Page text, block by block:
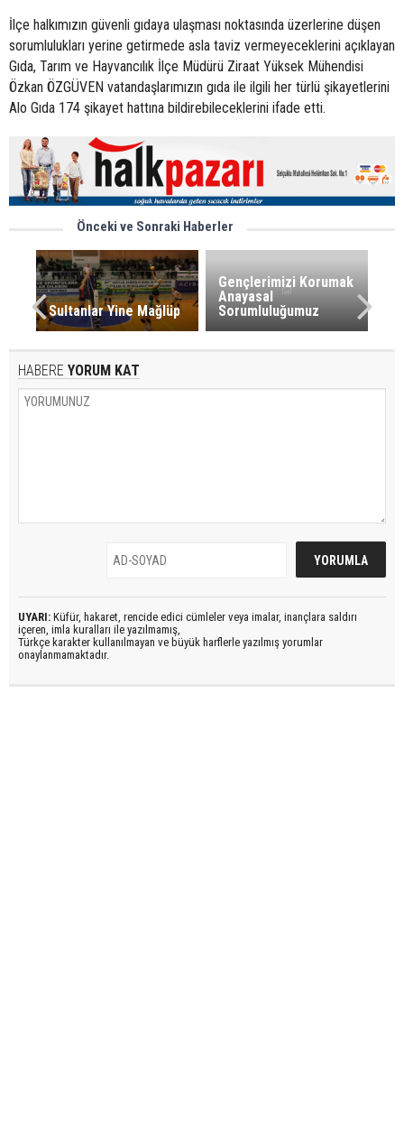
İlçe halkımızın güvenli gıdaya ulaşması noktasında üzerlerine düşen
sorumlulukları yerine getirmede asla taviz vermeyeceklerini açıklayan
Gıda, Tarım ve Hayvancılık İlçe Müdürü Ziraat Yüksek Mühendisi
Özkan ÖZGÜVEN vatandaşlarımızın gıda ile ilgili her türlü şikayetlerini
Alo Gıda 174 şikayet hattına bildirebileceklerini ifade etti.
Önceki ve Sonraki Haberler
Sultanlar Yine Mağlüp
Gençlerimizi Korumak
Anayasal
Sorumluluğumuz
HABERE YORUM KAT
UYARI: Küfür, hakaret, rencide edici cümleler veya imalar, inançlara saldırı
içeren, imla kuralları ile yazılmamış,
Türkçe karakter kullanılmayan ve büyük harflerle yazılmış yorumlar
onaylanmamaktadır.